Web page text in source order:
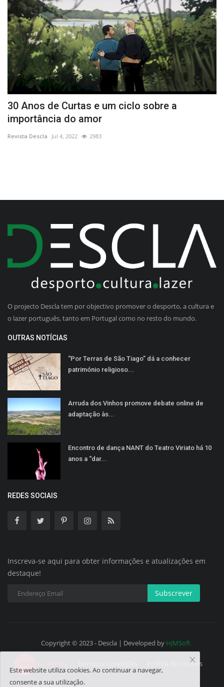
30 Anos de Curtas e um ciclo sobre a
importância do amor
Revista Descla Jul 4, 2022 2983
O projecto Descla tem por objectivo promover o desporto, a cultura e
o lazer português, tanto em Portugal como no resto do mundo.
OUTRAS NOTÍCIAS
“Por Terras de São Tiago” dá a conhecer
património religioso...
Arruda dos Vinhos promove debate online de
adaptação às...
Encontro de dança NANT do Teatro Viriato há 10
anos a “dar...
REDES SOCIAIS
Inscreva-se aqui para obter informações e atualizações em
destaque!
Subscrever
Copyright © 2023 - Descla | Developed by HJMSoft
Política de Cookies
Este website utiliza cookies. Ao continuar a navegar,
consente a sua utilização.